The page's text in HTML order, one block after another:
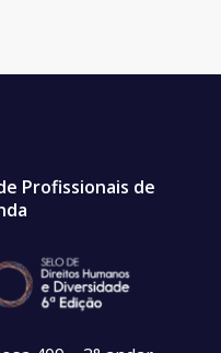
Profissionais de